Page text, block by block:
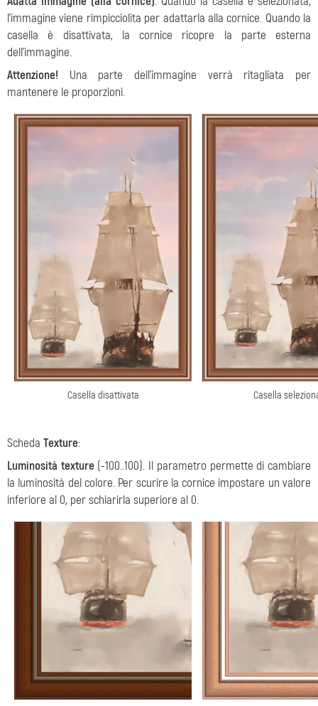
l'immagine viene rimpicciolita per adattarla alla cornice. Quando la
casella è disattivata, la cornice ricopre la parte esterna
dell’immagine.
Attenzione! Una parte dell'immagine verrà ritagliata per
mantenere le proporzioni.
Casella disattivata Casella
Scheda Тexture:
Luminosità texture(-100..100). Il parametro permette di cambiare
la luminosità del colore. Per scurire la cornice impostare un valore
inferiore al 0, per schiarirla superiore al 0.